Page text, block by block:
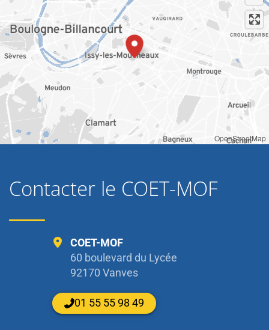
OpenStreetMap
Contacter le COET-MOF
COET-MOF
60 boulevard du Lycée
92170 Vanves
01 55 55 98 49